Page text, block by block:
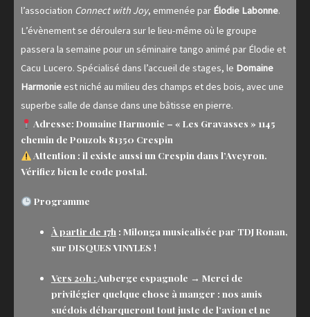
l’association Connect with Joy, emmenée par Élodie Labonne.
L’évènement se déroulera sur le lieu-même où le groupe
passera la semaine pour un séminaire tango animé par Élodie et
Cacu Lucero. Spécialisé dans l’accueil de stages, le Domaine
Harmonie est niché au milieu des champs et des bois, avec une
superbe salle de danse dans une bâtisse en pierre.
Adresse: Domaine Harmonie – « Les Gravasses » 1145
chemin de Pouzols 81350 Crespin
Attention : il existe aussi un Crespin dans l’Aveyron.
Vérifiez bien le code postal.
Programme
À partir de 17h : Milonga musicalisée par TDJ Ronan,
sur DISQUES VINYLES !
Vers 20h : Auberge espagnole → Merci de
privilégier quelque chose à manger : nos amis
suédois débarqueront tout juste de l’avion et ne